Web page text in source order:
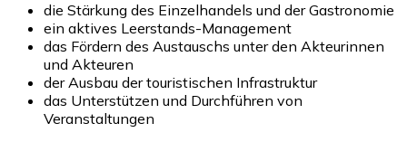
die Stärkung des Einzelhandels und der Gastronomie
ein aktives Leerstands-Management
das Fördern des Austauschs unter den Akteurinnen
und Akteuren
der Ausbau der touristischen Infrastruktur
das Unterstützen und Durchführen von
Veranstaltungen